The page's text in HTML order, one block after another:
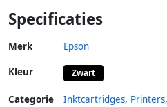
Specificaties
Merk Epson
Kleur Zwart
Categorie Inktcartridges, Printers,